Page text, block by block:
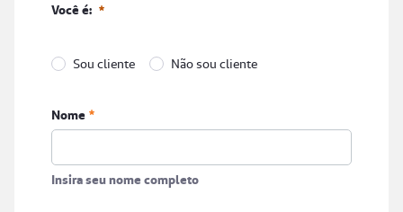
Você é:
Sou cliente Não sou cliente
Obrigatório
Nome
Insira seu nome completo